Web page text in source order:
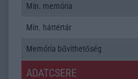
Min. memória
Min. háttértár
Memória bővíthetőség
ADATCSERE